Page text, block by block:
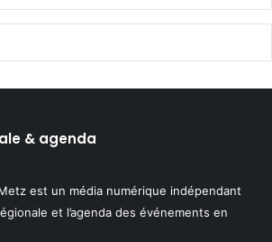
& agenda
est un média numérique indépendant
et l’agenda des événements en